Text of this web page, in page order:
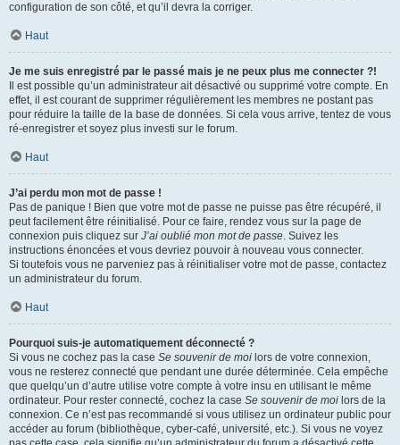
configuration de son côté, et qu’il devra la corriger.
Haut
Je me suis enregistré par le passé mais je ne peux plus me connecter ?!
Il est possible qu’un administrateur ait désactivé ou supprimé votre compte. En
effet, il est courant de supprimer régulièrement les membres ne postant pas
pour réduire la taille de la base de données. Si cela vous arrive, tentez de vous
ré-enregistrer et soyez plus investi sur le forum.
Haut
J’ai perdu mon mot de passe !
Pas de panique ! Bien que votre mot de passe ne puisse pas être récupéré, il
peut facilement être réinitialisé. Pour ce faire, rendez vous sur la page de
connexion puis cliquez sur J’ai oublié mon mot de passe. Suivez les
instructions énoncées et vous devriez pouvoir à nouveau vous connecter.
Si toutefois vous ne parveniez pas à réinitialiser votre mot de passe, contactez
un administrateur du forum.
Haut
Pourquoi suis-je automatiquement déconnecté ?
Si vous ne cochez pas la case Se souvenir de moi lors de votre connexion,
vous ne resterez connecté que pendant une durée déterminée. Cela empêche
que quelqu’un d’autre utilise votre compte à votre insu en utilisant le même
ordinateur. Pour rester connecté, cochez la case Se souvenir de moi lors de la
connexion. Ce n’est pas recommandé si vous utilisez un ordinateur public pour
accéder au forum (bibliothèque, cyber-café, université, etc.). Si vous ne voyez